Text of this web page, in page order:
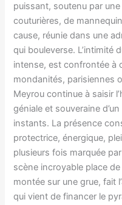
puissant, soutenu par
couturières, de
cause, réunie dans une
qui bouleverse. L’intimité
intense, est confrontée à
mondanités, parisiennes
Meyrou continue à saisir
géniale et souveraine
instants. La présence
protectrice, énergique,
plusieurs fois marquée
scène incroyable place
montée sur une grue, fait
qui vient de financer le